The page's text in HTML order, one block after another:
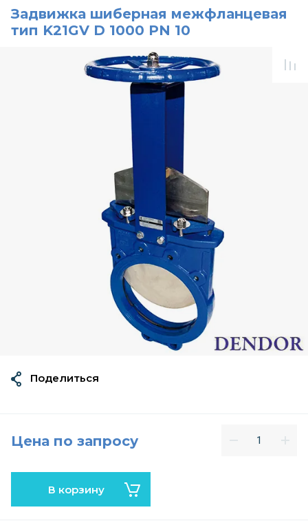
Задвижка шиберная межфланцевая
тип K21GV D 1000 PN 10
Цена по запросу
В корзину
Поделиться